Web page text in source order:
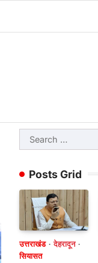
Search
for:
Posts Grid
उत्तराखंड
देहरादून
सियासत